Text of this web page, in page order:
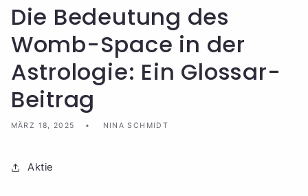
Die Bedeutung des
Womb-Space in der
Astrologie: Ein Glossar-
Beitrag
MÄRZ 18, 2025 NINA SCHMIDT
Aktie